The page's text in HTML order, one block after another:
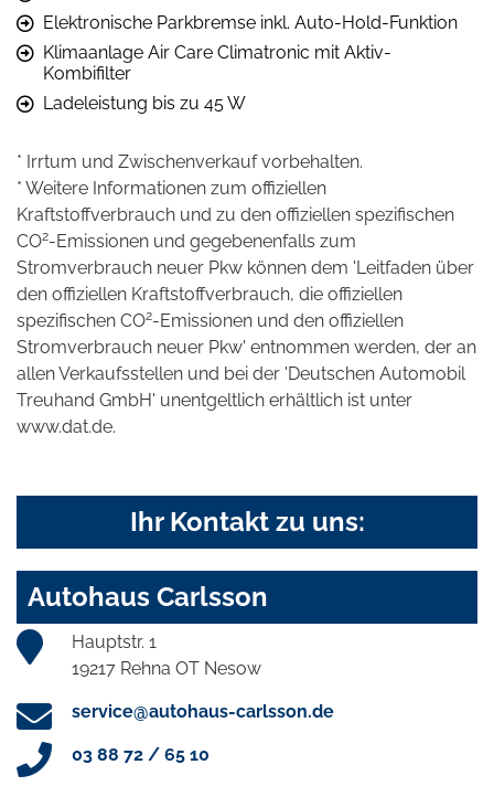
Elektronische Parkbremse inkl. Auto-Hold-Funktion
Klimaanlage Air Care Climatronic mit Aktiv-
Kombifilter
Ladeleistung bis zu 45 W
* Irrtum und Zwischenverkauf vorbehalten.
* Weitere Informationen zum offiziellen
Kraftstoffverbrauch und zu den offiziellen spezifischen
CO2-Emissionen und gegebenenfalls zum
Stromverbrauch neuer Pkw können dem 'Leitfaden über
den offiziellen Kraftstoffverbrauch, die offiziellen
spezifischen CO2-Emissionen und den offiziellen
Stromverbrauch neuer Pkw' entnommen werden, der an
allen Verkaufsstellen und bei der 'Deutschen Automobil
Treuhand GmbH' unentgeltlich erhältlich ist unter
www.dat.de.
Ihr Kontakt zu uns:
Autohaus Carlsson
Hauptstr. 1
19217 Rehna OT Nesow
service@autohaus-carlsson.de
03 88 72 / 65 10